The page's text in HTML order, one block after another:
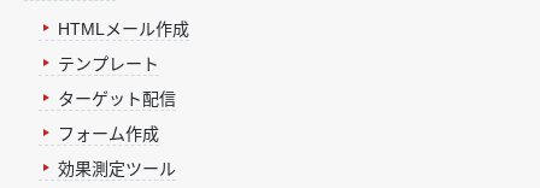
HTMLメール作成
テンプレート
ターゲット配信
フォーム作成
効果測定ツール